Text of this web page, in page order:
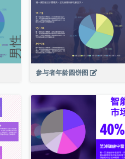
参与者年龄圆饼图